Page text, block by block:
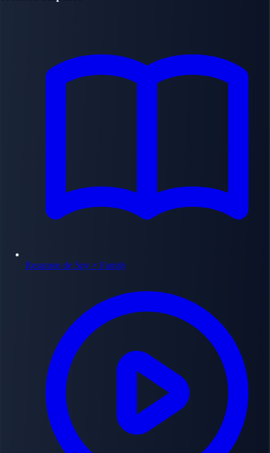
Resumen de Spy × Family